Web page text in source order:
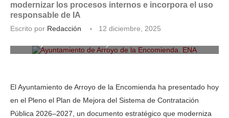
modernizar los procesos internos e incorpora el uso
responsable de IA
Escrito por Redacción
12 diciembre, 2025
El Ayuntamiento de Arroyo de la Encomienda ha presentado hoy
en el Pleno el Plan de Mejora del Sistema de Contratación
Pública 2026–2027, un documento estratégico que moderniza